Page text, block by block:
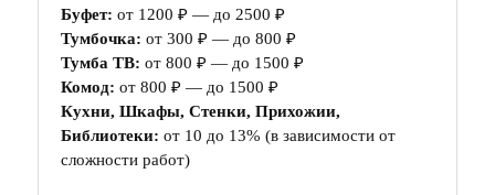
Буфет: от 1200 ₽ — до 2500 ₽
Тумбочка: от 300 ₽ — до 800 ₽
Тумба ТВ: от 800 ₽ — до 1500 ₽
Комод: от 800 ₽ — до 1500 ₽
Кухни, Шкафы, Стенки, Прихожии,
Библиотеки: от 10 до 13% (в зависимости от
сложности работ)